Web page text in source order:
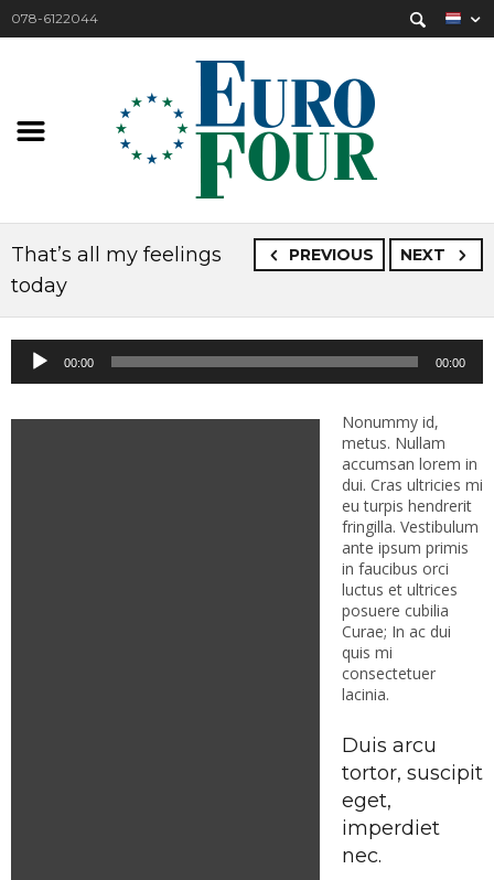
078-6122044
PREVIOUS NEXT
That’s all my feelings
today
Audiospeler
00:00 00:00
Nonummy id,
metus. Nullam
accumsan lorem in
dui. Cras ultricies mi
eu turpis hendrerit
fringilla. Vestibulum
ante ipsum primis
in faucibus orci
luctus et ultrices
posuere cubilia
Curae; In ac dui
quis mi
consectetuer
lacinia.
Duis arcu
tortor, suscipit
eget,
imperdiet
nec.